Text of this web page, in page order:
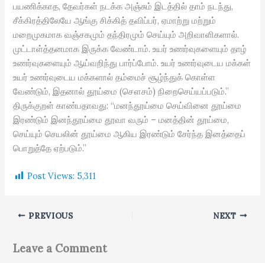
பயணிக்காத, தேவர்கள் நடக்க அஞ்சும் இடத்தில் தாம் நடந்து,
சீக்கிரத்திலேயே ஆங்கு சிக்கித் தவிப்பர், ஏமாற்று மற்றும்
மறைமுகமாக வஞ்சகமும் தந்திரமும் செய்யும் அறிவாளிகளால்.
முட்டாள்த்தனமாக இருக்க வேண்டாம். உயர் உணர்வுகளையும் தாழ்
உணர்வுகளையும் ஆய்வறிந்து பார்ப்போம். உயர் உணர்வுடைய மக்கள்
உயர் உணர்வுடைய மக்களால் தம்மைச் சூழ்ந்துக் கொள்ள
வேண்டும், இதனால் தூய்மை (சௌசம்) நிறைசெய்யப்படும்.”
திருக்குறள் காண்பதாவது: “மனந்தூய்மை செய்வினை தூய்மை
இரண்டும் இனந்தூய்மை தூவா வரும் – மனத்தின் தூய்மை,
செய்யும் செயலின் தூய்மை ஆகிய இரண்டும் சேர்ந்த இனத்தைப்
பொறுத்தே ஏற்படும்.”
Post Views: 5,311
PREVIOUS NEXT
Leave a Comment